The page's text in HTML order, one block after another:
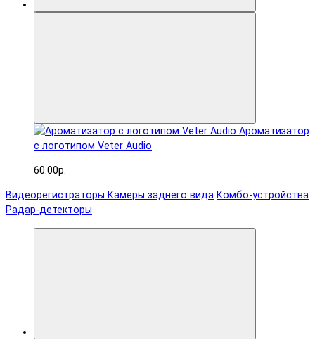
Ароматизатор
с логотипом Veter Audio
60.00р.
Видеорегистраторы Камеры заднего вида Комбо-устройства
Радар-детекторы